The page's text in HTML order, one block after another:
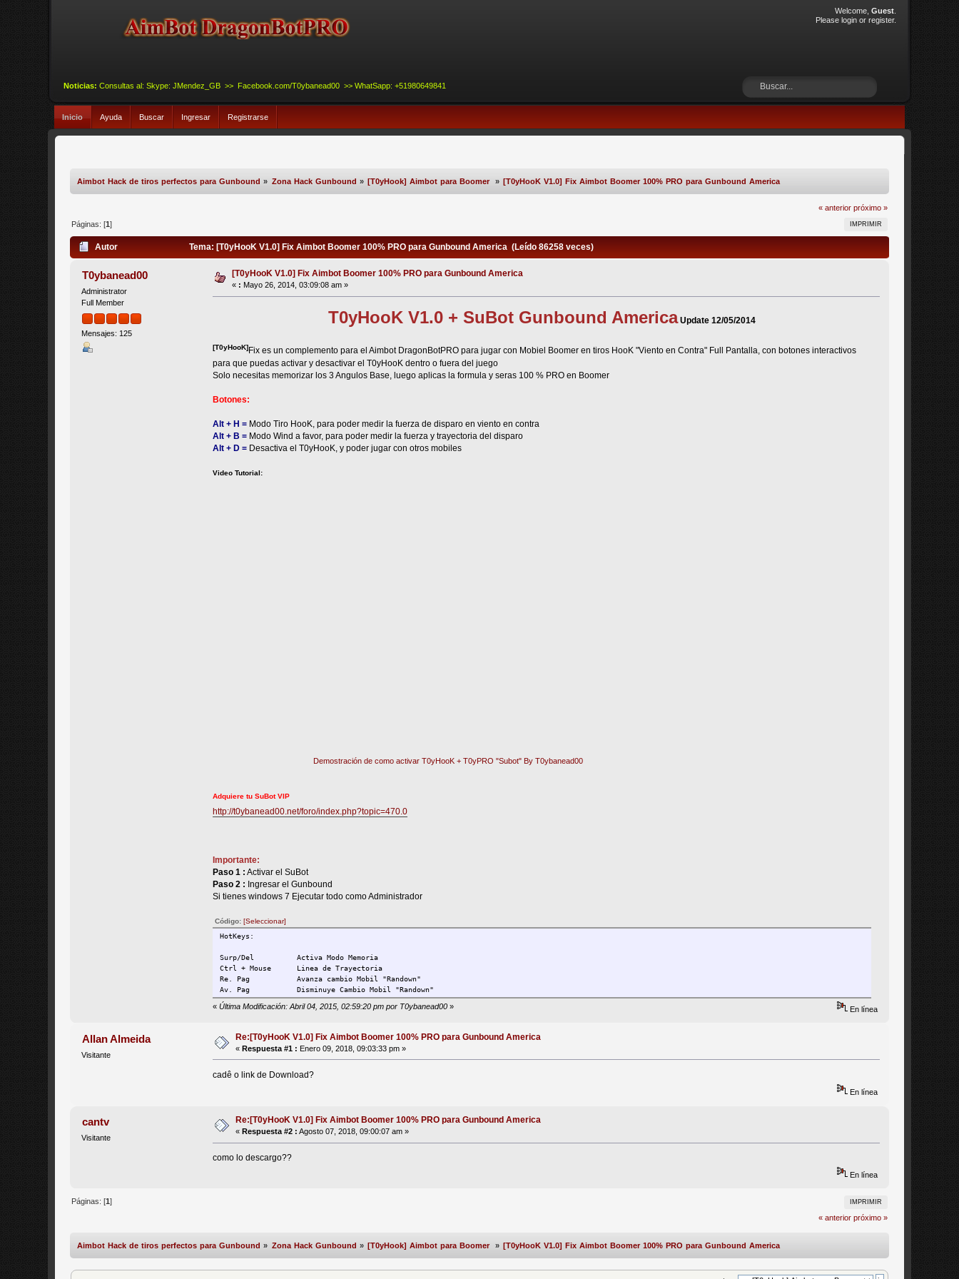
Welcome, Guest.
Please loginor register.
Noticias: Consultas al: Skype: JMendez_GB >> Facebook.com/T0ybanead00 >> WhatSapp: +51980649841
Inicio Ayuda Buscar Ingresar Registrarse
Aimbot Hack de tiros perfectos para Gunbound » Zona Hack Gunbound » [T0yHook] Aimbot para Boomer » [T0yHooK V1.0] Fix Aimbot Boomer 100% PRO para Gunbound America
« anterior próximo »
IMPRIMIR
Páginas: [1]
Autor Tema: [T0yHooK V1.0] Fix Aimbot Boomer 100% PRO para Gunbound America (Leído 86258 veces)
T0ybanead00
Administrator
Full Member
Mensajes: 125
[T0yHooK V1.0] Fix Aimbot Boomer 100% PRO para Gunbound America
« : Mayo 26, 2014, 03:09:08 am »
T0yHooK V1.0 + SuBot Gunbound America Update 12/05/2014
[T0yHooK]Fix es un complemento para el Aimbot DragonBotPRO para jugar con Mobiel Boomer en tiros HooK "Viento en Contra" Full Pantalla, con botones interactivos
para que puedas activar y desactivar el T0yHooK dentro o fuera del juego
Solo necesitas memorizar los 3 Angulos Base, luego aplicas la formula y seras 100 % PRO en Boomer
Botones:
Alt + H =Modo Tiro HooK, para poder medir la fuerza de disparo en viento en contra
Alt + B =Modo Wind a favor, para poder medir la fuerza y trayectoria del disparo
Alt + D = Desactiva el T0yHooK, y poder jugar con otros mobiles
Video Tutorial:
Demostración de como activar T0yHooK + T0yPRO "Subot" By T0ybanead00
Adquiere tu SuBot VIP
http://t0ybanead00.net/foro/index.php?topic=470.0
Importante:
Paso 1 : Activar el SuBot
Paso 2 : Ingresar el Gunbound
Si tienes windows 7 Ejecutar todo como Administrador
Código: [Seleccionar]
HotKeys:
Surp/Del          Activa Modo Memoria
Ctrl + Mouse      Linea de Trayectoria
Re. Pag           Avanza cambio Mobil "Randown"
Av. Pag           Disminuye Cambio Mobil "Randown"
« Última Modificación: Abril 04, 2015, 02:59:20 pm por T0ybanead00» En línea
Allan Almeida
Visitante
Re:[T0yHooK V1.0] Fix Aimbot Boomer 100% PRO para Gunbound America
«Respuesta #1 : Enero 09, 2018, 09:03:33 pm »
cadê o link de Download?
En línea
cantv
Visitante
Re:[T0yHooK V1.0] Fix Aimbot Boomer 100% PRO para Gunbound America
«Respuesta #2 : Agosto 07, 2018, 09:00:07 am »
como lo descargo??
En línea
IMPRIMIR
Páginas: [1]
« anterior próximo »
Aimbot Hack de tiros perfectos para Gunbound » Zona Hack Gunbound » [T0yHook] Aimbot para Boomer » [T0yHooK V1.0] Fix Aimbot Boomer 100% PRO para Gunbound America